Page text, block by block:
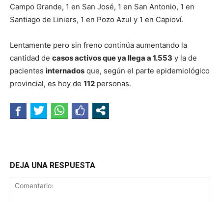
Campo Grande, 1 en San José, 1 en San Antonio, 1 en
Santiago de Liniers, 1 en Pozo Azul y 1 en Capioví.
Lentamente pero sin freno continúa aumentando la
cantidad de casos activos que ya llega a 1.553 y la de
pacientes internados que, según el parte epidemiológico
provincial, es hoy de 112 personas.
DEJA UNA RESPUESTA